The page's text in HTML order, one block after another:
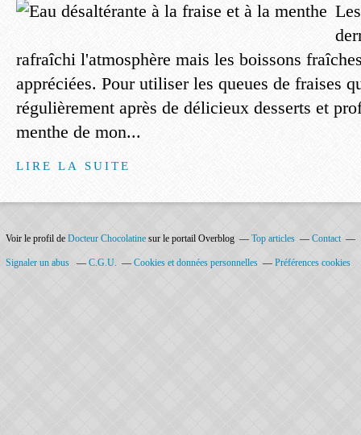
rafraîchi l'atmosphère mais les boissons
appréciées. Pour utiliser les queues de fraises
régulièrement après de délicieux desserts et
menthe de mon...
LIRE LA SUITE
Voir le profil de Docteur Chocolatine sur le portail Overblog Top articles Contact
Signaler un abus C.G.U. Cookies et données personnelles Préférences cookies